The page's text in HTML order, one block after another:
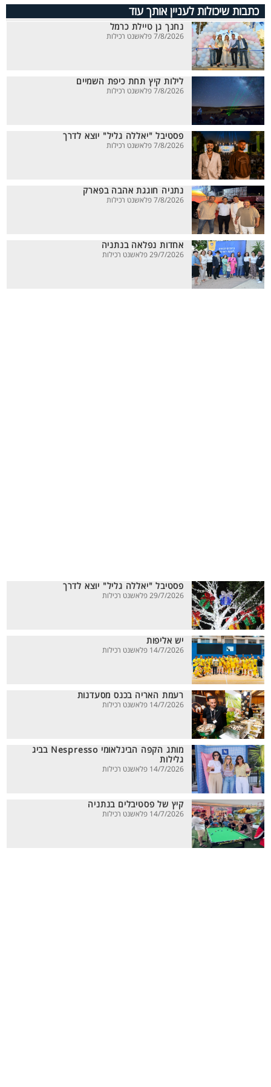
כתבות שיכולות לעניין אותך עוד
נחנך גן טיילת כרמל
7/8/2026 פלאשנט רכילות
לילות קיץ תחת כיפת השמיים
7/8/2026 פלאשנט רכילות
פסטיבל "יאללה גליל" יוצא לדרך
7/8/2026 פלאשנט רכילות
נתניה חוגגת אהבה בפארק
7/8/2026 פלאשנט רכילות
אחדות נפלאה בנתניה
29/7/2026 פלאשנט רכילות
פסטיבל "יאללה גליל" יוצא לדרך
29/7/2026 פלאשנט רכילות
יש אליפות
14/7/2026 פלאשנט רכילות
רעמת האריה בכנס מסעדנות
14/7/2026 פלאשנט רכילות
מותג הקפה הבינלאומי Nespresso בביג
גלילות
14/7/2026 פלאשנט רכילות
קיץ של פסטיבלים בנתניה
14/7/2026 פלאשנט רכילות